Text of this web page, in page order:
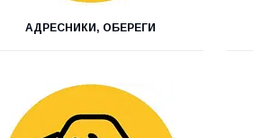
АДРЕСНИКИ, ОБЕРЕГИ